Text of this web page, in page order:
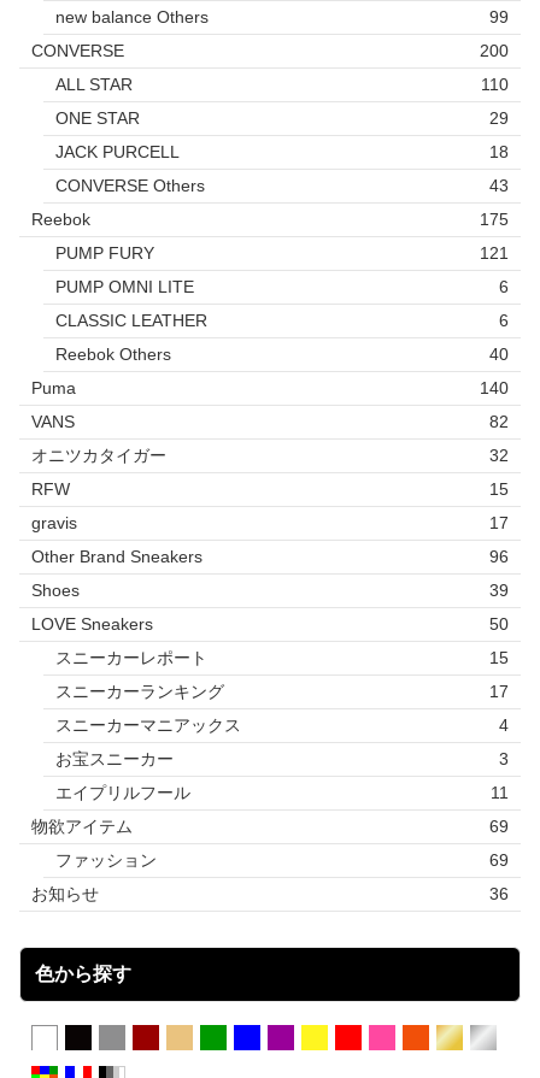
new balance Others
99
CONVERSE
200
ALL STAR
110
ONE STAR
29
JACK PURCELL
18
CONVERSE Others
43
Reebok
175
PUMP FURY
121
PUMP OMNI LITE
6
CLASSIC LEATHER
6
Reebok Others
40
Puma
140
VANS
82
オニツカタイガー
32
RFW
15
gravis
17
Other Brand Sneakers
96
Shoes
39
LOVE Sneakers
50
スニーカーレポート
15
スニーカーランキング
17
スニーカーマニアックス
4
お宝スニーカー
3
エイプリルフール
11
物欲アイテム
69
ファッション
69
お知らせ
36
色から探す